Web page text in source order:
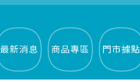
最新消息 商品專區 門市據點